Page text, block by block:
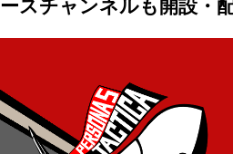
ースチャンネルも開設・